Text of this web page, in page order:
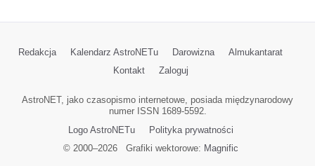
Redakcja Kalendarz AstroNETu Darowizna
Almukantarat
Kontakt
Zaloguj
AstroNET, jako czasopismo internetowe, posiada międzynarodowy
numer ISSN 1689-5592.
Logo AstroNETu
Polityka prywatności
© 2000–2026Grafiki wektorowe: Magnific